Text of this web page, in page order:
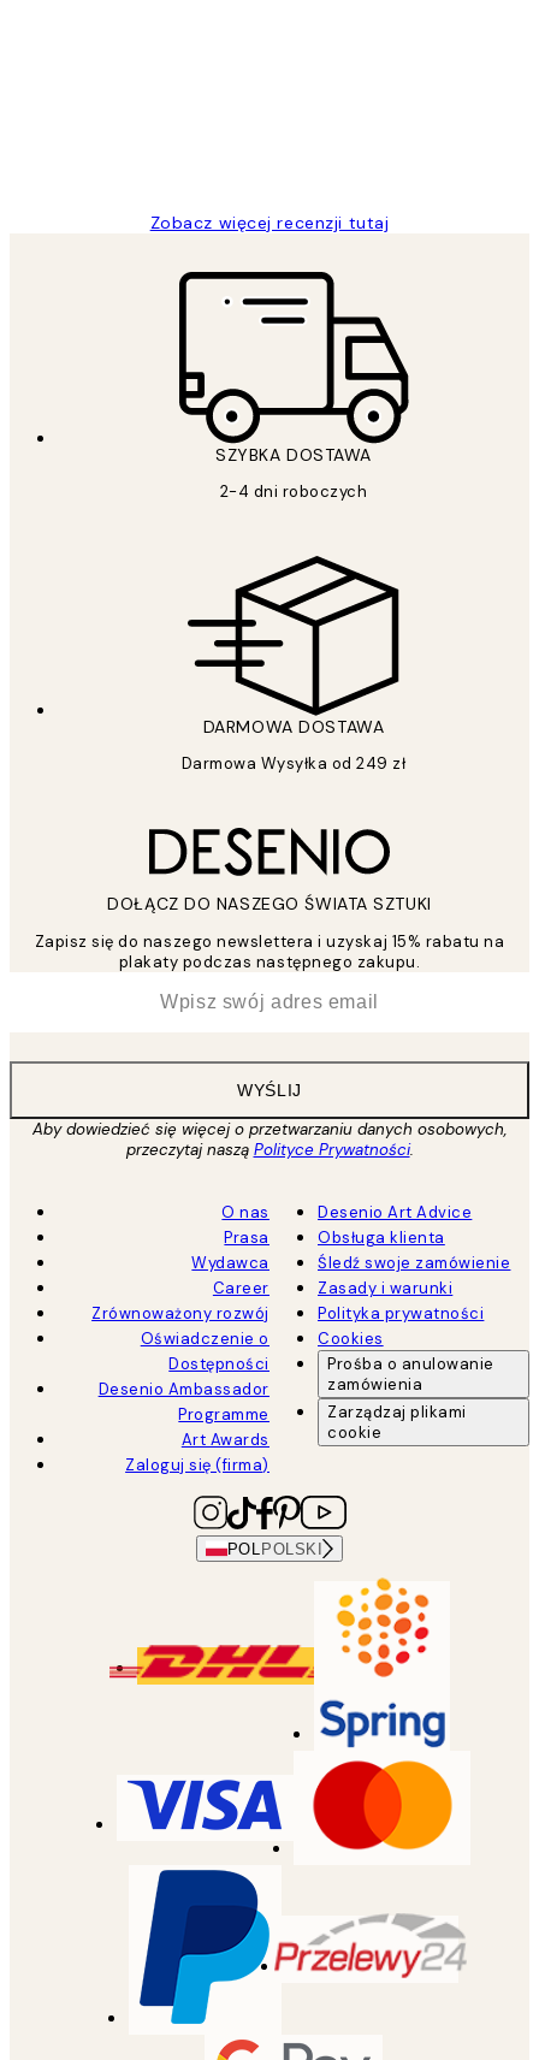
Zobacz więcej recenzji tutaj
SZYBKA DOSTAWA
2-4 dni roboczych
DARMOWA DOSTAWA
Darmowa Wysyłka od 249 zł
DOŁĄCZ DO NASZEGO ŚWIATA SZTUKI
Zapisz się do naszego newslettera i uzyskaj 15% rabatu na
plakaty podczas następnego zakupu.
WYŚLIJ
Aby dowiedzieć się więcej o przetwarzaniu danych osobowych,
przeczytaj naszą Polityce Prywatności.
O nas
Prasa
Wydawca
Career
Zrównoważony rozwój
Oświadczenie o
Dostępności
Desenio Ambassador
Programme
Art Awards
Zaloguj się (firma)
Desenio Art Advice
Obsługa klienta
Śledź swoje zamówienie
Zasady i warunki
Polityka prywatności
Cookies
Prośba o anulowanie
zamówienia
Zarządzaj plikami
cookie
POL POLSKI